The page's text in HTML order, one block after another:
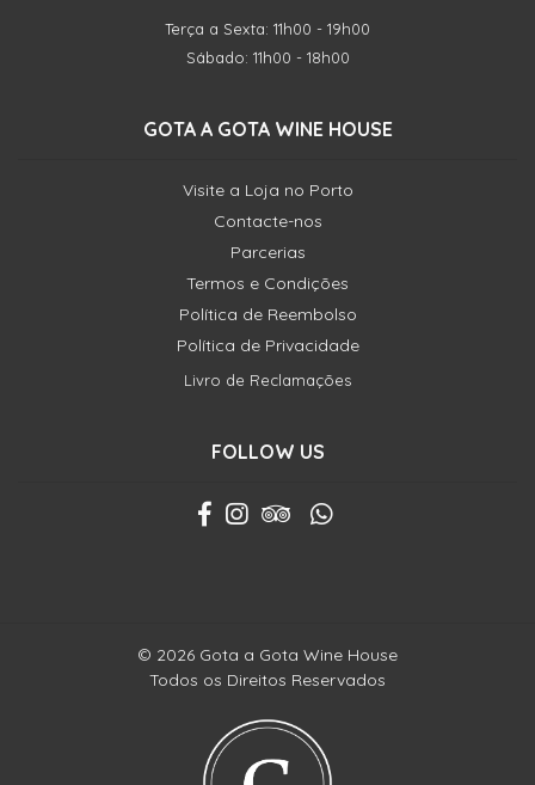
Terça a Sexta: 11h00 - 19h00
Sábado: 11h00 - 18h00
GOTA A GOTA WINE HOUSE
Visite a Loja no Porto
Contacte-nos
Parcerias
Termos e Condições
Política de Reembolso
Política de Privacidade
Livro de Reclamações
FOLLOW US
© 2026 Gota a Gota Wine House
Todos os Direitos Reservados